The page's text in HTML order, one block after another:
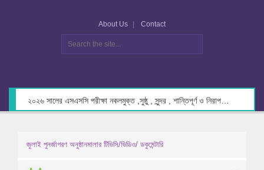
About Us Contact
জুলাই পুনর্জাগরণ অনুষ্ঠানমালার টিভিসি/ভিডিও/ ডকুমেন্টারি